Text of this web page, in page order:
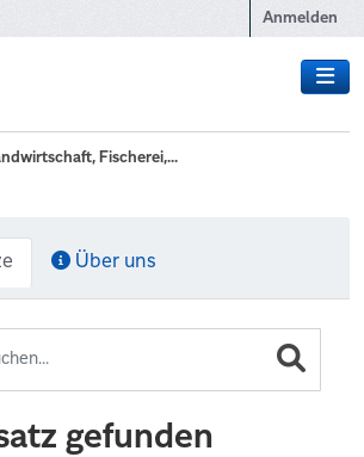
Anmelden
Fischerei,...
Über uns
gefunden